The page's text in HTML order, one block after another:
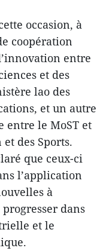
occasion, à
coopération
entre
et des
lao des
et un autre
entre le MoST et
des Sports.
que ceux-ci
l’application
à
dans
et le